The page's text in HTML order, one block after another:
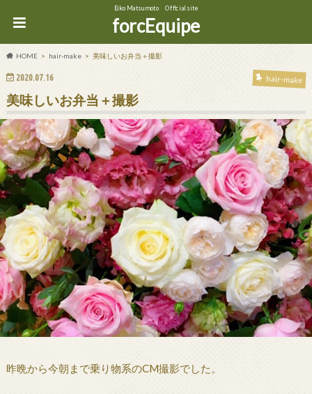
Eiko Matsumoto Official site
forcEquipe
HOME hair-make 美味しいお弁当＋撮影
2020.07.16 hair-make
美味しいお弁当＋撮影
昨晩から今朝まで乗り物系のCM撮影でした。